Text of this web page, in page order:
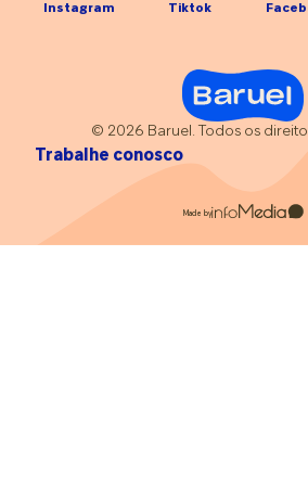
Instagram Tiktok
© 2026 Baruel. Todos os
Trabalhe conosco
Made by